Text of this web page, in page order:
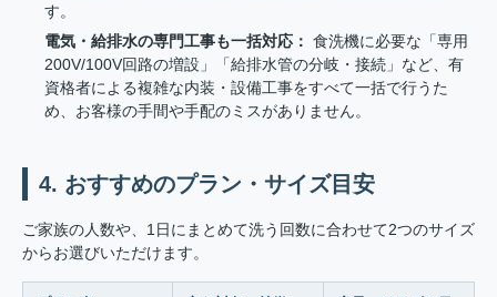
す。
電気・給排水の専門工事も一括対応： 食洗機に必要な「専用
200V/100V回路の増設」「給排水管の分岐・接続」など、有
資格者による複雑な内装・設備工事をすべて一括で行うた
め、お客様の手間や手配のミスがありません。
4. おすすめのプラン・サイズ目安
ご家族の人数や、1日にまとめて洗う回数に合わせて2つのサイズ
からお選びいただけます。